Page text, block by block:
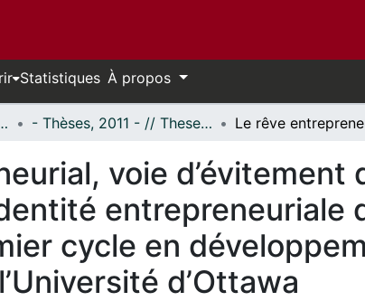
Statistiques À propos
Theses - Thèses, 2011 - // Theses, 2011 -
voie d’évitement
entrepreneuriale
cycle en
d’Ottawa